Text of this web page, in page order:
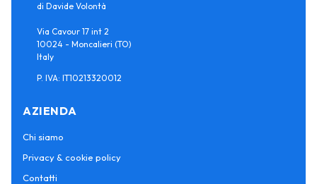
di Davide Volontà
Via Cavour 17 int 2
10024 - Moncalieri (TO)
Italy
P. IVA: IT10213320012
AZIENDA
Chi siamo
Privacy & cookie policy
Contatti